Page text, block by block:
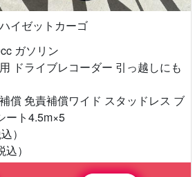
イゼットカーゴ
ガソリン
ドライブレコーダー 引っ越しにも
償 免責補償ワイド スタッドレス ブ
ート4.5m×5
）
）